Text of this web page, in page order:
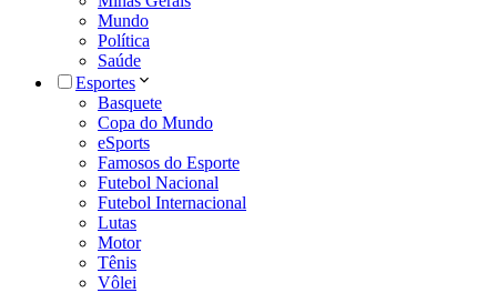
Mundo
Política
Saúde
Esportes
Basquete
Copa do Mundo
eSports
Famosos do Esporte
Futebol Nacional
Futebol Internacional
Lutas
Motor
Tênis
Vôlei